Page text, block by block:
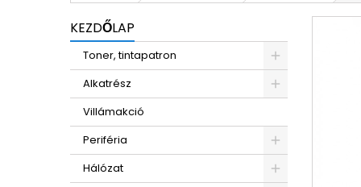
KEZDŐLAP
Toner, tintapatron
Alkatrész
Villámakció
Periféria
Hálózat